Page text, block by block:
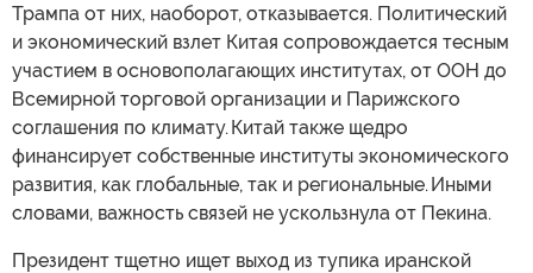
Трампа от них, наоборот, отказывается. Политический
и экономический взлет Китая сопровождается тесным
участием в основополагающих институтах, от ООН до
Всемирной торговой организации и Парижского
соглашения по климату. Китай также щедро
финансирует собственные институты экономического
развития, как глобальные, так и региональные. Иными
словами, важность связей не ускользнула от Пекина.
Президент тщетно ищет выход из тупика иранской